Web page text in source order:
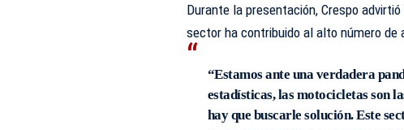
Durante la presentación, Crespo
sector ha contribuido al alto número
“Estamos ante una verdadera
estadísticas, las motocicletas son
hay que buscarle solución. Este